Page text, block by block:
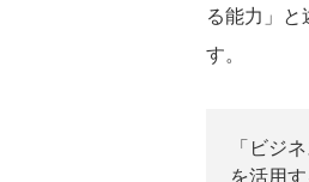
る能力」
す。
「ビジ
を活用